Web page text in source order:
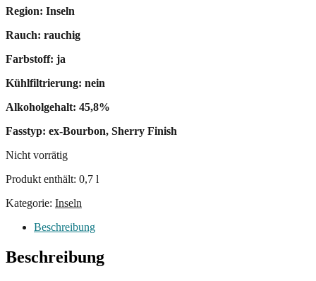
Region: Inseln
Rauch: rauchig
Farbstoff: ja
Kühlfiltrierung: nein
Alkoholgehalt: 45,8%
Fasstyp: ex-Bourbon, Sherry Finish
Nicht vorrätig
Produkt enthält: 0,7 l
Kategorie: Inseln
Beschreibung
Beschreibung